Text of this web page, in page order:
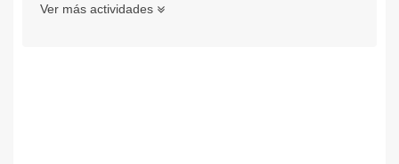
Ver más actividades